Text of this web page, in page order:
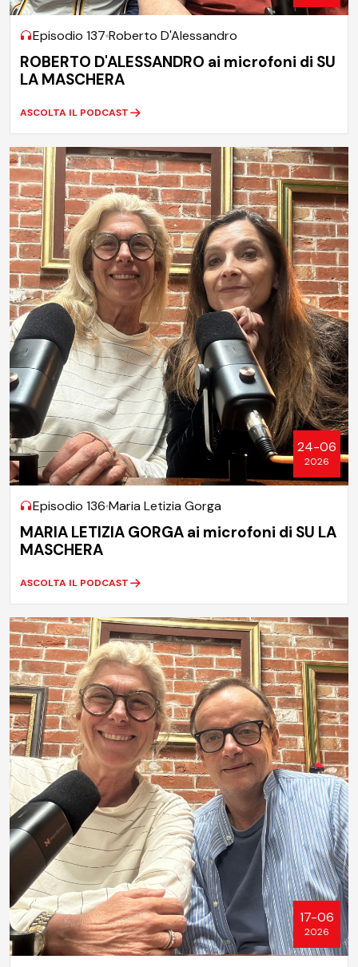
Episodio 137 Roberto D'Alessandro
ROBERTO D'ALESSANDRO ai microfoni di SU
LA MASCHERA
ASCOLTA IL PODCAST
24-06
2026
Episodio 136 Maria Letizia Gorga
MARIA LETIZIA GORGA ai microfoni di SU LA
MASCHERA
ASCOLTA IL PODCAST
17-06
2026